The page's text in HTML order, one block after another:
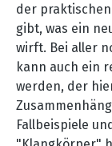
der
gibt, was ein
wirft. Bei aller
kann auch ein
werden, der
Fallbeispiele